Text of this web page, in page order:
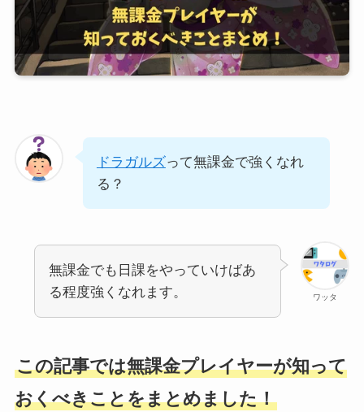
ドラガルズって無課金で強くなれ
る？
ワッタ
無課金でも日課をやっていけばあ
る程度強くなれます。
この記事では無課金プレイヤーが知って
おくべきことをまとめました！